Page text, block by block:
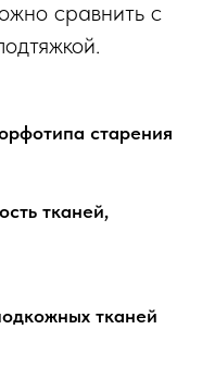
сравнить с
старения
тканей,
тканей